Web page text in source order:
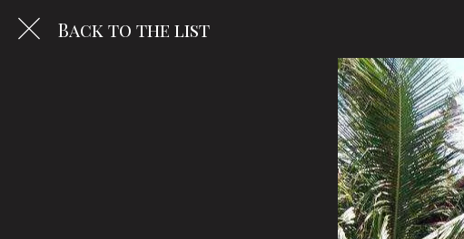
Back to the list